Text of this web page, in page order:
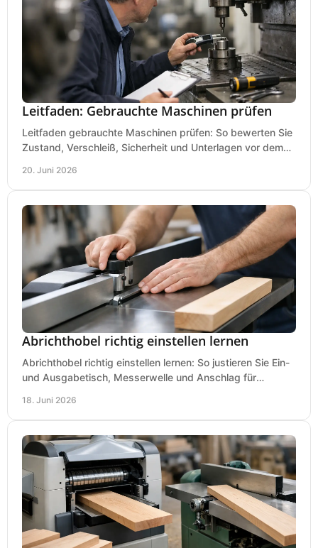
Leitfaden: Gebrauchte Maschinen prüfen
Leitfaden gebrauchte Maschinen prüfen: So bewerten Sie
Zustand, Verschleiß, Sicherheit und Unterlagen vor dem
20. Juni 2026
Abrichthobel richtig einstellen lernen
Abrichthobel richtig einstellen lernen: So justieren Sie Ein-
und Ausgabetisch, Messerwelle und Anschlag für
18. Juni 2026